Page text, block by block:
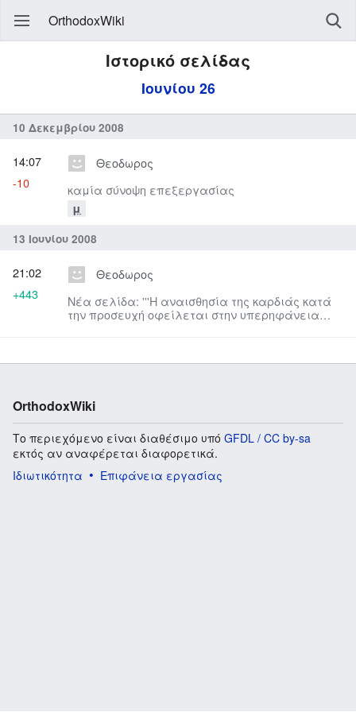
OrthodoxWiki
Ιστορικό σελίδας
Ιουνίου 26
10 Δεκεμβρίου 2008
Θεοδωρος
καμία σύνοψη επεξεργασίας
μ
14:07
-10
13 Ιουνίου 2008
Θεοδωρος
Νέα σελίδα: '''Η αναισθησία της καρδιάς κατά
την προσευχή οφείλεται στην υπερηφάνεια
21:02
+443
OrthodoxWiki
Το περιεχόμενο είναι διαθέσιμο υπό GFDL / CC by-sa
εκτός αν αναφέρεται διαφορετικά.
Ιδιωτικότητα
Επιφάνεια εργασίας